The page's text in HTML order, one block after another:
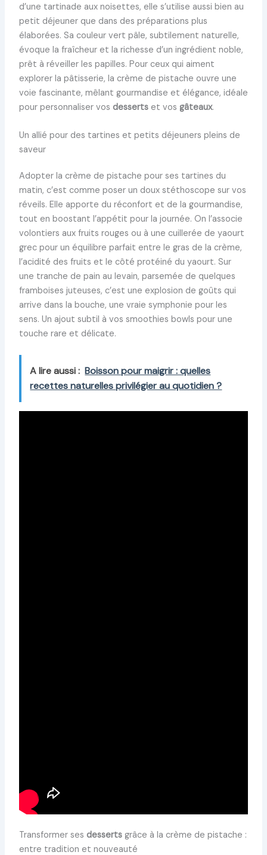
d’une tartinade aux noisettes, elle s’utilise aussi bien au
petit déjeuner que dans des préparations plus
élaborées. Sa couleur vert pâle, subtilement naturelle,
évoque la fraîcheur et la richesse d’un ingrédient noble,
prêt à réveiller les papilles. Pour ceux qui aiment
explorer la pâtisserie, la crème de pistache ouvre une
voie fascinante, mêlant gourmandise et élégance, idéale
pour personnaliser vos dessertset vos gâteaux.
Un allié pour des tartines et petits déjeuners pleins de
saveur
Adopter la crème de pistache pour ses tartines du
matin, c’est comme poser un doux stéthoscope sur vos
réveils. Elle apporte du réconfort et de la gourmandise,
tout en boostant l’appétit pour la journée. On l’associe
volontiers aux fruits rouges ou à une cuillerée de yaourt
grec pour un équilibre parfait entre le gras de la crème,
l’acidité des fruits et le côté protéiné du yaourt. Sur
une tranche de pain au levain, parsemée de quelques
framboises juteuses, c’est une explosion de goûts qui
arrive dans la bouche, une vraie symphonie pour les
sens. Un ajout subtil à vos smoothies bowls pour une
touche rare et délicate.
A lire aussi : Boisson pour maigrir : quelles
recettes naturelles privilégier au quotidien ?
Transformer ses dessertsgrâce à la crème de pistache :
entre tradition et nouveauté